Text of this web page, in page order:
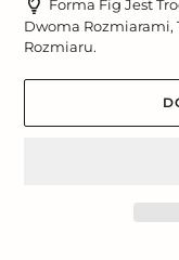
Forma Fig Jest
Dwoma Rozmiarami,
Rozmiaru.